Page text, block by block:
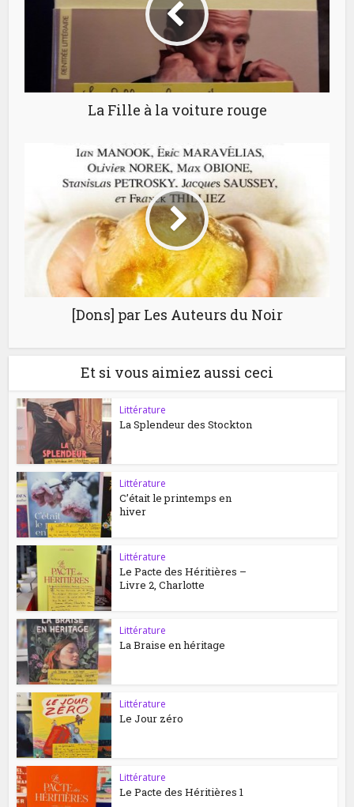
La Fille à la voiture rouge
[Dons] par Les Auteurs du Noir
Et si vous aimiez aussi ceci
Littérature
La Splendeur des Stockton
Littérature
C’était le printemps en
hiver
Littérature
Le Pacte des Héritières –
Livre 2, Charlotte
Littérature
La Braise en héritage
Littérature
Le Jour zéro
Littérature
Le Pacte des Héritières 1